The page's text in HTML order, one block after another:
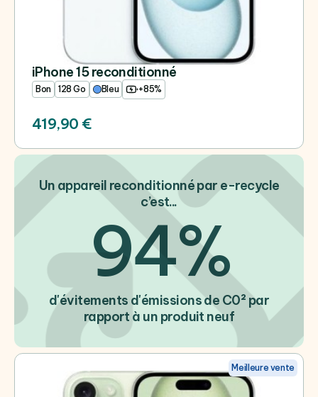
iPhone 15 reconditionné
128 Go
Bon Bleu +85%
419,90 €
Un appareil reconditionné par e-recycle
c’est...
94%
d'évitements d'émissions de C0² par
rapport à un produit neuf
Meilleure vente